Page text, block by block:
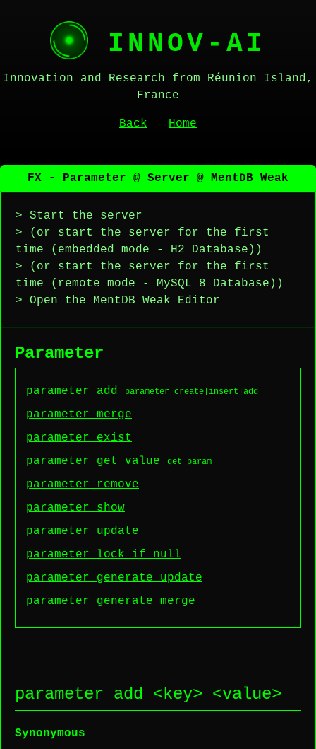
INNOV-AI
Innovation and Research from Réunion Island,
France
Back Home
FX - Parameter @ Server @ MentDB Weak
> Start the server
> (or start the server for the first
time (embedded mode - H2 Database))
> (or start the server for the first
time (remote mode - MySQL 8 Database))
> Open the MentDB Weak Editor
Parameter
parameter add parameter create|insert|add
parameter merge
parameter exist
parameter get value
get_param
parameter remove
parameter show
parameter update
parameter lock_if_null
parameter generate update
parameter generate merge
parameter add <key> <value>
Synonymous